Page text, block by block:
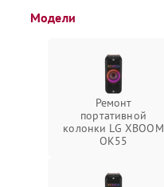
Модели
Ремонт
портативной
колонки LG XBOOM
OK55